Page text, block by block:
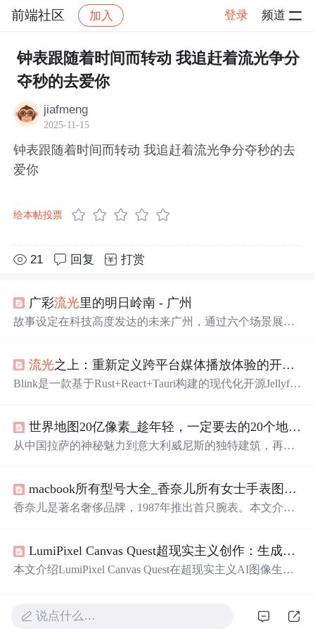
前端社区 加入 登录 频道
社区 前端社区 感慨 帖子详情
钟表跟随着时间而转动 我追赶着流光争分
夺秒的去爱你
jiafmeng
2025-11-15
钟表跟随着时间而转动 我追赶着流光争分夺秒的去
爱你
给本帖投票
21 回复 打赏
广彩流光里的明日岭南 - 广州
故事设定在科技高度发达的未来广州，通过六个场景展现
出传统与未来共生的奇幻画卷。
流光之上：重新定义跨平台媒体播放体验的开源革命
Blink是一款基于Rust+React+Tauri构建的现代化开源Jellyfin
全平台兼容、多设备进度同步、音频直通、自动帧率匹
配、Vim快捷键、自定义播放配置及Jellyfin服务器集群管理
世界地图20亿像素_趁年轻，一定要去的20个地方！再不疯狂你就老了！
从中国拉萨的神秘魅力到意大利威尼斯的独特建筑，再到
载着丰富的历史文化，是旅行者的理想目的地。
macbook所有型号大全_香奈儿所有女士手表图_香奈儿手表型号大全_香奈儿手表型号在哪看...
香奈儿是著名奢侈品牌，1987年推出首只腕表。本文介绍
手表发展历程，其腕表均由瑞士拉夏德芳的工厂制作。LumiPixel Canvas Quest超现实主义创作：生成融合自然与机械的赛博格人像
本文介绍LumiPixel Canvas Quest在超现实主义AI图像生成
水晶心脏祭司等），剖析三大技术亮点：有机融合机制、
说点什么…